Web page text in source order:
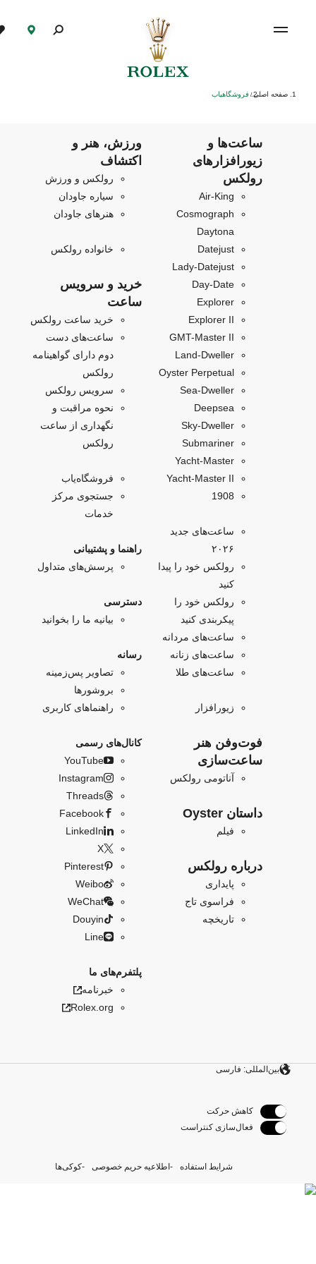
صفحه اصلی/ فروشگاهیاب
ساعت‌ها و
زیورافزارهای
رولکس
Air‑King
Cosmograph
Daytona
Datejust
Lady-Datejust
Day-Date
Explorer
Explorer II
GMT-Master II
Land-Dweller
Oyster Perpetual
Sea-Dweller
Deepsea
Sky‑Dweller
Submariner
Yacht‑Master
Yacht-Master II
1908
ساعت‌های جدید
۲۰۲۶
رولکس خود را پیدا
کنید
رولکس خود را
پیکربندی کنید
ساعت‌های مردانه
ساعت‌های زنانه
ساعت‌های طلا
زیورافزار
فو‌‌ت‌وفن هنر
ساعت‌سازی
آناتومی رولکس
داستان Oyster
فیلم
درباره رولکس
پایداری
فراسوی تاج
تاریخچه
ورزش، هنر و
اکتشاف
رولکس و ورزش
سیاره جاودان
هنرهای جاودان
خانواده رولکس
خرید و سرویس
ساعت
خرید ساعت رولکس
ساعت‌های دست
دوم دارای گواهینامه
رولکس
سرویس رولکس
نحوه مراقبت و
نگهداری از ساعت
رولکس
فروشگاه‌یاب
جستجوی مرکز
خدمات
راهنما و پشتیبانی
پرسش‌های متداول
دسترسی
بیانیه ما را بخوانید
رسانه
تصاویر پس‌زمینه
بروشورها
راهنماهای کاربری
کانال‌های رسمی
YouTube
Instagram
Threads
Facebook
LinkedIn
X
Pinterest
Weibo
WeChat
Douyin
Line
پلتفرم‌های ما
خبرنامه
Rolex.org
بین‌المللی: فارسی
کاهش حرکت
فعال‌سازی کنتراست
شرایط استفاده اطلاعیه حریم خصوصی کوکی‌ها